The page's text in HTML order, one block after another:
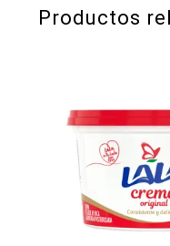
Productos